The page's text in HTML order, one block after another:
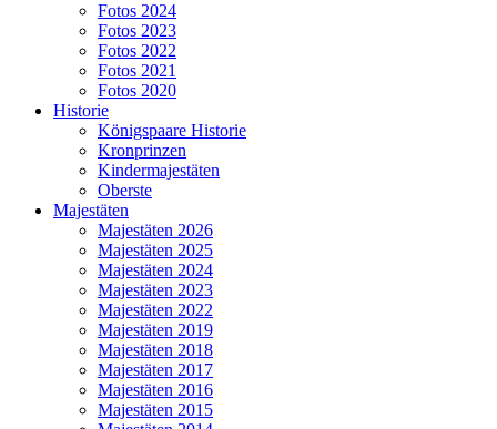
Fotos 2024
Fotos 2023
Fotos 2022
Fotos 2021
Fotos 2020
Historie
Königspaare Historie
Kronprinzen
Kindermajestäten
Oberste
Majestäten
Majestäten 2026
Majestäten 2025
Majestäten 2024
Majestäten 2023
Majestäten 2022
Majestäten 2019
Majestäten 2018
Majestäten 2017
Majestäten 2016
Majestäten 2015